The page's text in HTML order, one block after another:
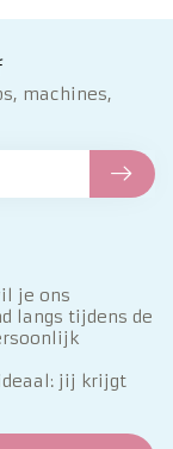
je ons
langs tijdens de
jij krijgt
machines,